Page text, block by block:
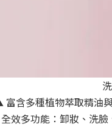
含多種植物萃取精油
效多功能：卸妝、洗臉